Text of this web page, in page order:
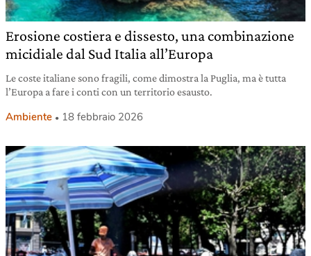
Erosione costiera e dissesto, una combinazione
micidiale dal Sud Italia all’Europa
Le coste italiane sono fragili, come dimostra la Puglia, ma è tutta
l’Europa a fare i conti con un territorio esausto.
Ambiente 18 febbraio 2026